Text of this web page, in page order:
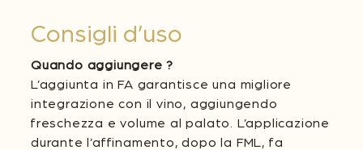
Consigli d’uso
Quando aggiungere ?
L’aggiunta in FA garantisce una migliore
integrazione con il vino, aggiungendo
freschezza e volume al palato. L’applicazione
durante l’affinamento, dopo la FML, fa